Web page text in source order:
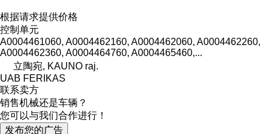
根据请求提供价格
控制单元
A0004461060, A0004462160, A0004462060, A0004462260,
A0004462360, A0004464760, A0004465460,...
立陶宛, KAUNO raj.
UAB FERIKAS
联系卖方
销售机械还是车辆？
您可以与我们合作进行！
发布您的广告